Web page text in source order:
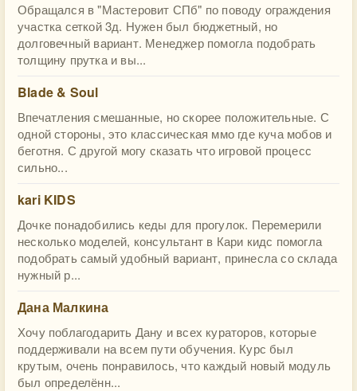
Обращался в "Мастеровит СПб" по поводу ограждения
участка сеткой 3д. Нужен был бюджетный, но
долговечный вариант. Менеджер помогла подобрать
толщину прутка и вы...
Blade & Soul
Впечатления смешанные, но скорее положительные. С
одной стороны, это классическая ммо где куча мобов и
беготня. С другой могу сказать что игровой процесс
сильно...
kari KIDS
Дочке понадобились кеды для прогулок. Перемерили
несколько моделей, консультант в Кари кидс помогла
подобрать самый удобный вариант, принесла со склада
нужный р...
Дана Малкина
Хочу поблагодарить Дану и всех кураторов, которые
поддерживали на всем пути обучения. Курс был
крутым, очень понравилось, что каждый новый модуль
был определённ...